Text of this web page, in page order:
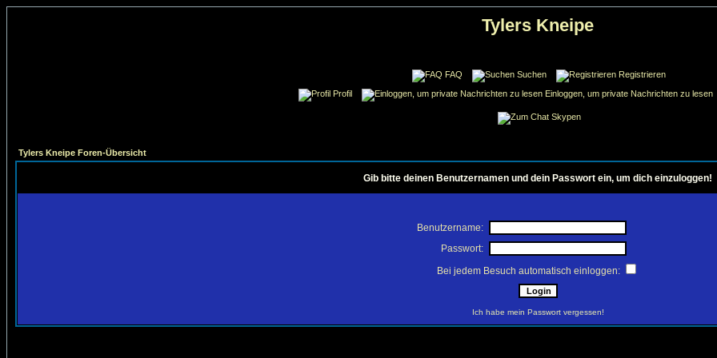
Tylers Kneipe
FAQ Suchen
Registrieren
Profil
Einloggen, um private Nachrichten zu lesen
Skypen
Tylers Kneipe Foren-Übersicht
Gib bitte deinen Benutzernamen und dein Passwort ein, um dich einzuloggen!
Benutzername:
Passwort:
Bei jedem Besuch automatisch einloggen:
Ich habe mein Passwort vergessen!